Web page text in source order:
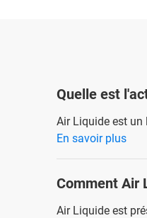
Quelle est
Air Liquide est un
En savoir plus
Comment Air
Air Liquide est